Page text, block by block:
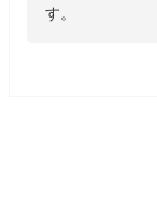
す。